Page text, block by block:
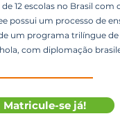
12 escolas no Brasil
possui um processo de
um programa trilíngue
com diplomação
Matricule-se já!